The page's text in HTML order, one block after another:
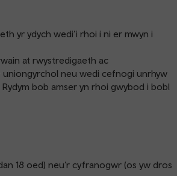
yr ydych wedi’i rhoi i ni er mwyn i
at rwystredigaeth ac
uniongyrchol neu wedi cefnogi unrhyw
Rydym bob amser yn rhoi gwybod i bobl
18 oed) neu’r cyfranogwr (os yw dros